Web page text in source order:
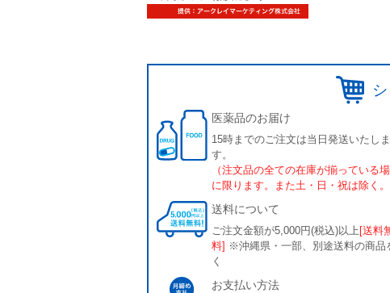
医薬品のお届け
15時までのご注文は当日発送いたしま
す。
（注文品の全ての在庫が揃っている
に限ります。また土・日・祝は除く。
送料について
ご注文金額が5,000円(税込)以上 [送料
料] ※沖縄県・一部、別途送料の商品
く
お支払い方法